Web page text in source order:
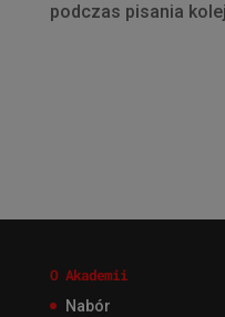
podczas pisania
O Akademii
Nabór